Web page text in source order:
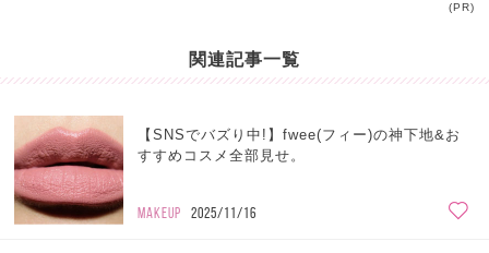
(PR)
関連記事一覧
【SNSでバズり中!】fwee(フィー)の神下地&お
すすめコスメ全部見せ。
MAKEUP 2025/11/16